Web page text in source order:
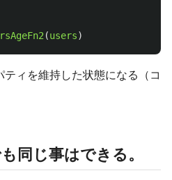
(users)
ィを維持した状態になる（コ
同じ事はできる。